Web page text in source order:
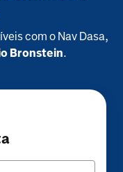
com o Nav Dasa,
Bronstein.